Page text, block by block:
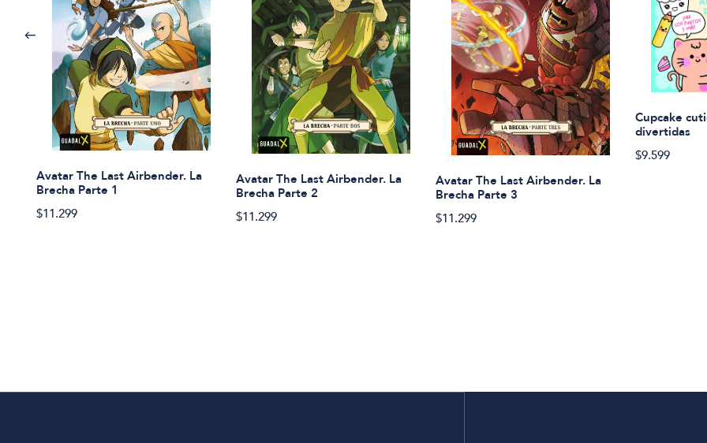
Avatar The Last Airbender. La
Brecha Parte 1
$11.299
Avatar The Last Airbender. La
Brecha Parte 2
$11.299
Avatar The Last Airbender. La
Brecha Parte 3
$11.299
Cupcake
divertidas
$9.599